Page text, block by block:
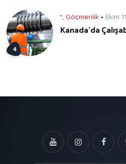
*, Göçmenlik Ekim
Kanada’da